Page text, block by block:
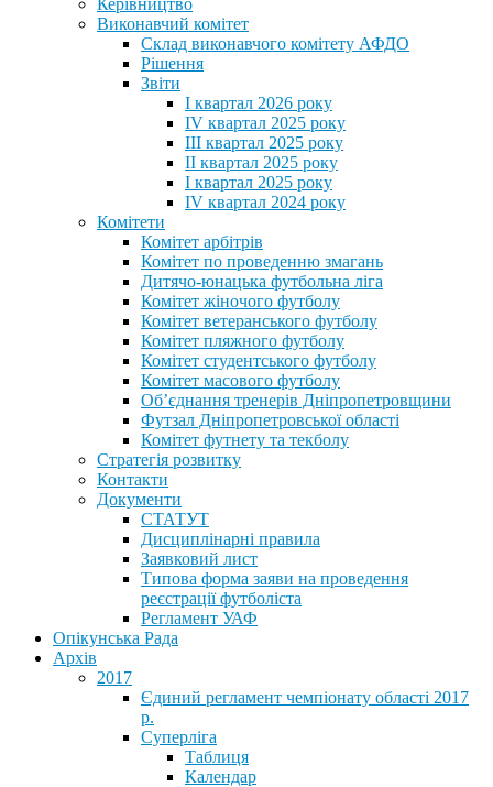
Керівництво
Виконавчий комітет
Склад виконавчого комітету АФДО
Рішення
Звіти
I квартал 2026 року
IV квартал 2025 року
III квартал 2025 року
II квартал 2025 року
I квартал 2025 року
IV квартал 2024 року
Комітети
Комітет арбітрів
Комітет по проведенню змагань
Дитячо-юнацька футбольна ліга
Комітет жіночого футболу
Комітет ветеранського футболу
Комітет пляжного футболу
Комітет студентського футболу
Комітет масового футболу
Обʼєднання тренерів Дніпропетровщини
Футзал Дніпропетровської області
Комітет футнету та текболу
Стратегія розвитку
Контакти
Документи
СТАТУТ
Дисциплінарні правила
Заявковий лист
Типова форма заяви на проведення
реєстрації футболіста
Регламент УАФ
Опікунська Рада
Архів
2017
Єдиний регламент чемпіонату області 2017
р.
Суперліга
Таблиця
Календар